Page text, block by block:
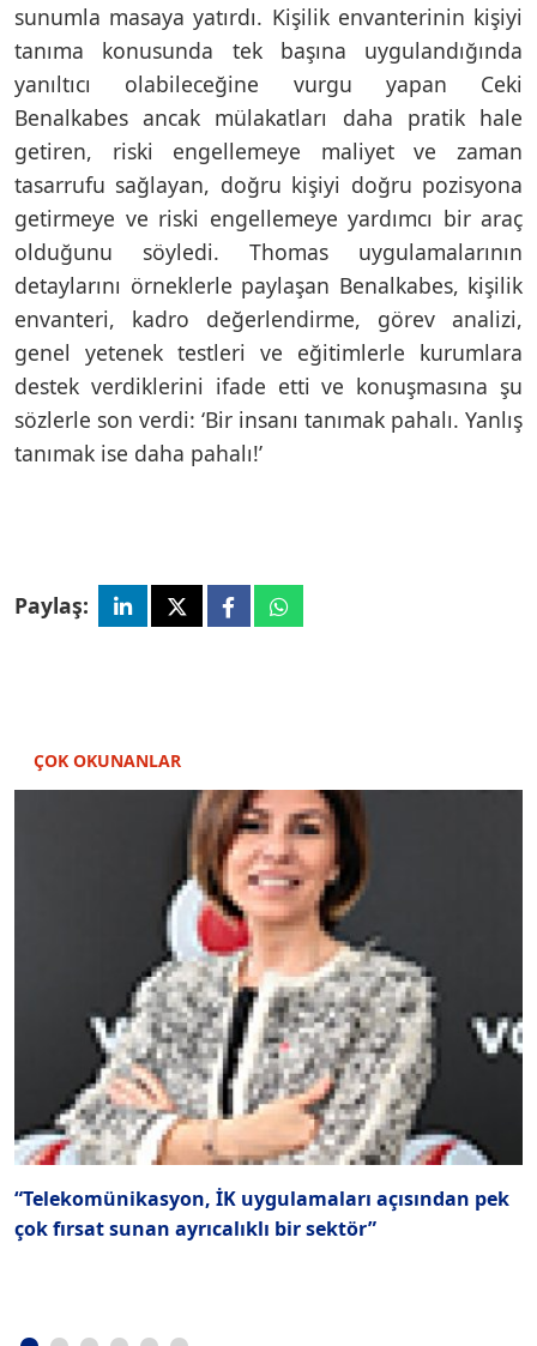
sunumla masaya yatırdı. Kişilik envanterinin kişiyi
tanıma konusunda tek başına uygulandığında
yanıltıcı olabileceğine vurgu yapan Ceki
Benalkabes ancak mülakatları daha pratik hale
getiren, riski engellemeye maliyet ve zaman
tasarrufu sağlayan, doğru kişiyi doğru pozisyona
getirmeye ve riski engellemeye yardımcı bir araç
olduğunu söyledi. Thomas uygulamalarının
detaylarını örneklerle paylaşan Benalkabes, kişilik
envanteri, kadro değerlendirme, görev analizi,
genel yetenek testleri ve eğitimlerle kurumlara
destek verdiklerini ifade etti ve konuşmasına şu
sözlerle son verdi: ‘Bir insanı tanımak pahalı. Yanlış
tanımak ise daha pahalı!’
Paylaş:
ÇOK OKUNANLAR
“Telekomünikasyon, İK uygulamaları açısından pek
çok fırsat sunan ayrıcalıklı bir sektör”